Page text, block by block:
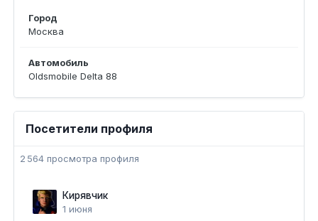
Город
Москва
Автомобиль
Oldsmobile Delta 88
Посетители профиля
2 564 просмотра профиля
Кирявчик
1 июня